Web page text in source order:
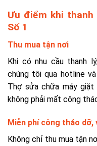
Ưu điểm khi
Số 1
Thu mua tận nơi
Khi có nhu cầu thanh
chúng tôi qua hotline
Thợ sửa chữa máy giặt
không phải mất công
Miễn phí công tháo dỡ,
Không chỉ thu mua tận